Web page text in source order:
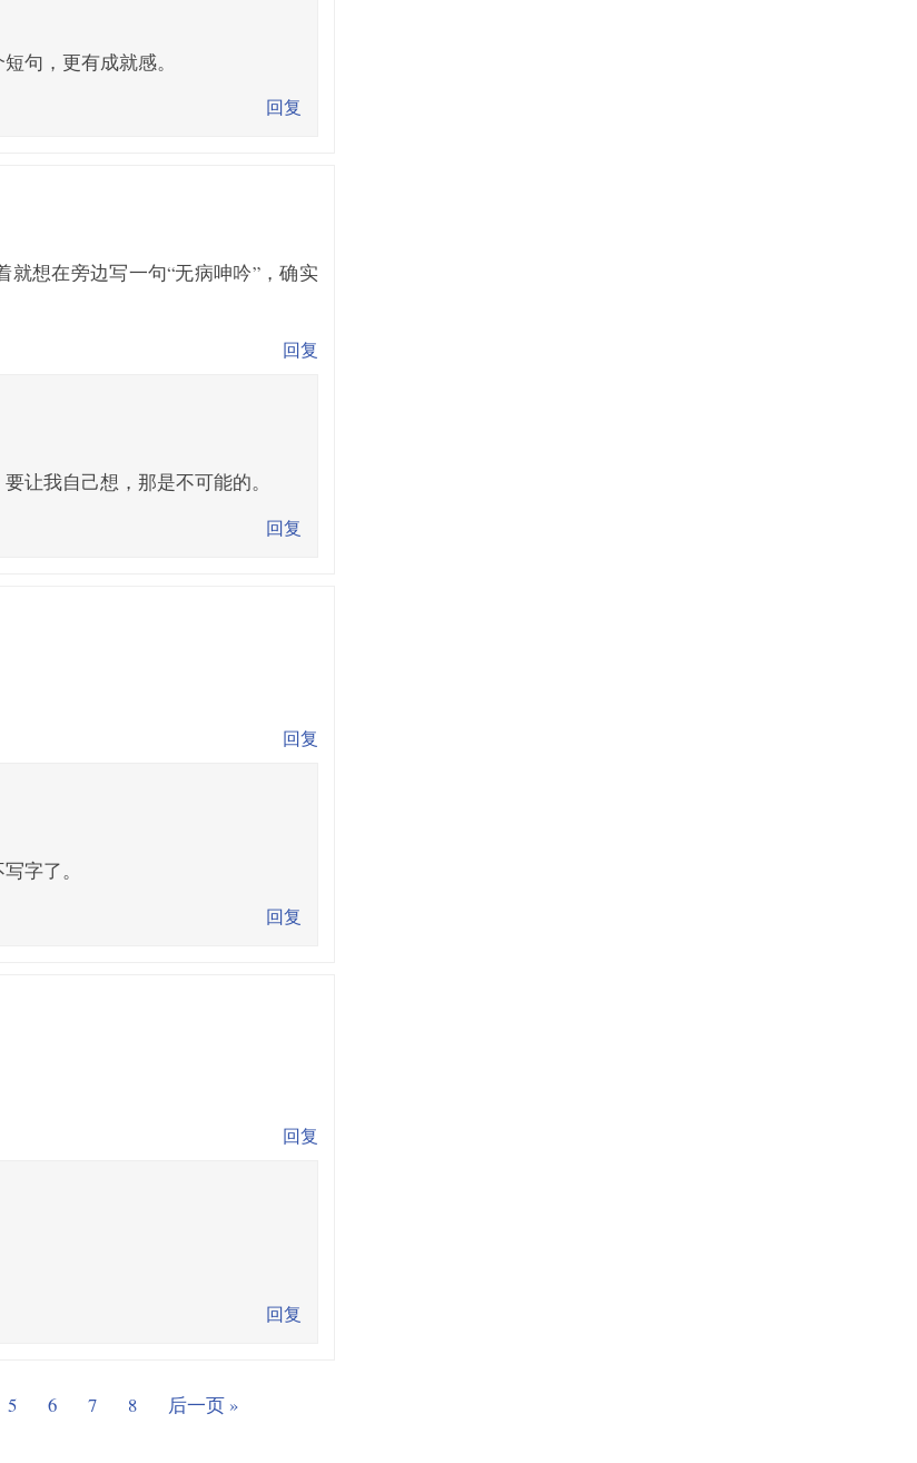
句，更有成就感。
回复
想在旁边写一句“无病呻吟”，确实
回复
让我自己想，那是不可能的。
回复
回复
字了。
回复
回复
回复
5 6 7 8 后一页 »